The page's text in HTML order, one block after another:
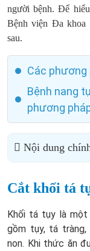
người bệnh. Để
Bệnh viện Đa khoa
sau.
Các
Bệnh nang
phương
Nội dung
Cắt khối tá
Khối tá tụy là
gồm tụy, tá
non. Khi thức ăn